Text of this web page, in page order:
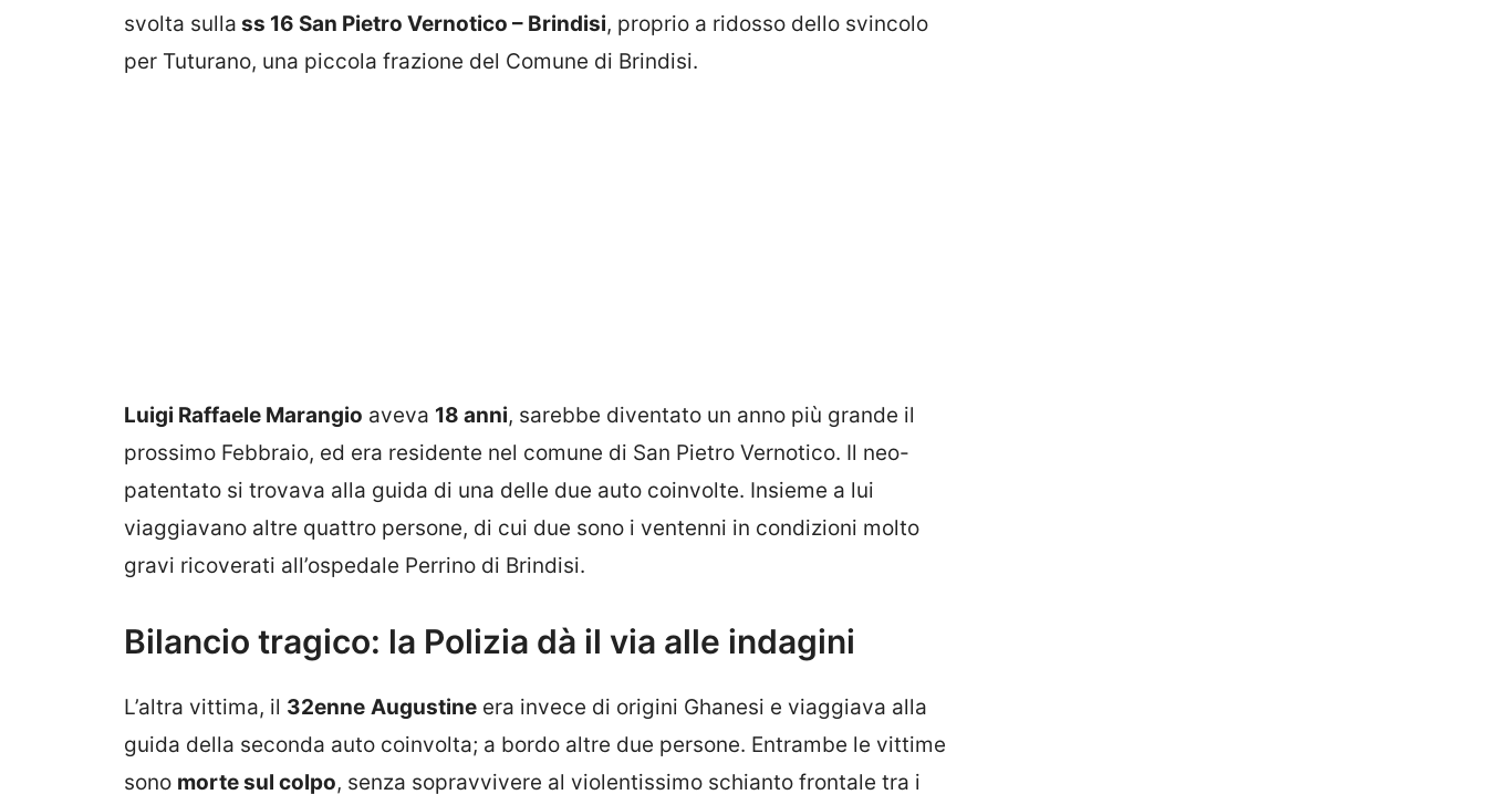
svolta sulla ss 16 San Pietro Vernotico – Brindisi, proprio a ridosso dello svincolo
per Tuturano, una piccola frazione del Comune di Brindisi.
Luigi Raffaele Marangio aveva 18 anni, sarebbe diventato un anno più grande il
prossimo Febbraio, ed era residente nel comune di San Pietro Vernotico. Il neo-
patentato si trovava alla guida di una delle due auto coinvolte. Insieme a lui
viaggiavano altre quattro persone, di cui due sono i ventenni in condizioni molto
gravi ricoverati all’ospedale Perrino di Brindisi.
Bilancio tragico: la Polizia dà il via alle indagini
L’altra vittima, il 32enne Augustine era invece di origini Ghanesi e viaggiava alla
guida della seconda auto coinvolta; a bordo altre due persone. Entrambe le vittime
sono morte sul colpo, senza sopravvivere al violentissimo schianto frontale tra i